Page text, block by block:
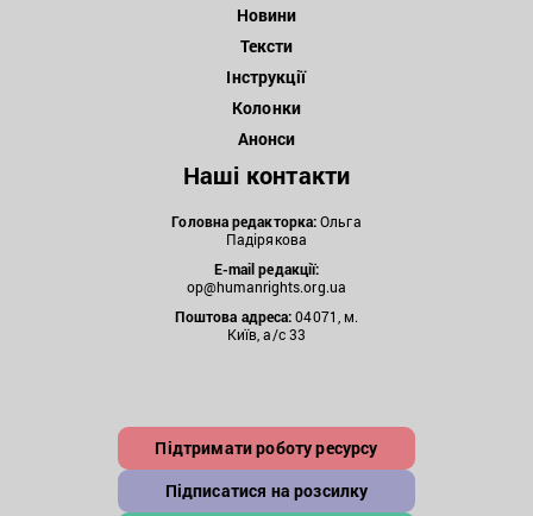
Новини
Тексти
Інструкції
Колонки
Анонси
Наші контакти
Головна редакторка:Ольга
Падірякова
E-mail редакції:
op@humanrights.org.ua
Поштова адреса:04071, м.
Київ, а/с 33
Підтримати роботу ресурсу
Підписатися на розсилку